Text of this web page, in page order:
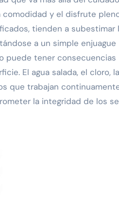
comodidad y el disfrute
tienden a subestimar
a un simple enjuague
puede tener consecuencias
El agua salada, el cloro, la
que trabajan
la integridad de los